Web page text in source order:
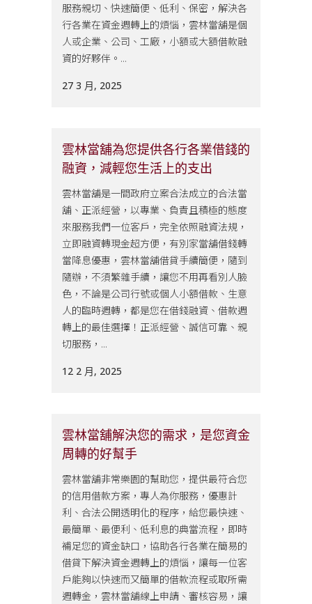
服務親切、快速簡便、低利、保密，解決各
行各業在資金週轉上的煩惱，雲林當舖是個
人或企業、公司、工廠，小額或大額借款融
資的好夥伴。...
27 3 月, 2025
雲林當舖為您提供各行各業借錢的
融資，減輕您生活上的支出
雲林當舖是一間政府立案合法成立的合法當
舖、正派經營，以專業、負責且積極的態度
來服務我們一位客戶，完全依照融資法規，
立即融資轉現金超方便，有別家當舖借錢轉
當降息優惠，雲林當舖借貸手續簡便，隨到
隨辦，不須繁雜手續，讓您不用再看別人臉
色，不論是公司行號或個人小額借款、生意
人的臨時週轉，都是您在借錢融資、借款週
轉上的最佳選擇！正派經營、誠信可靠、親
切服務，...
12 2 月, 2025
雲林當舖解決您的需求，是您資金
周轉的好幫手
雲林當舖非常樂園的幫助您，提供最符合您
的信用借款方案，專人為你服務，優惠計
利、合法公開透明化的程序，給您最快速、
最簡單、最便利、低利息的典當流程，即時
補足您的資金缺口，協助各行各業在簡易的
借貸下解決資金週轉上的煩惱，讓每一位客
戶能夠以快速而又簡單的借款流程或取所需
週轉金，雲林當舖線上申請、審核容易，讓